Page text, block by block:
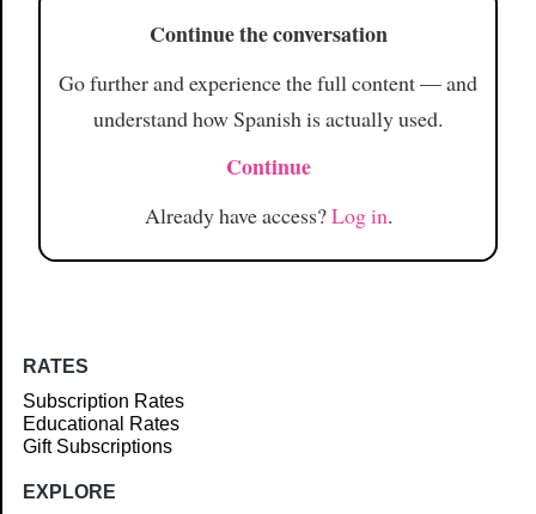
Continue the conversation
Go further and experience the full content — and
understand how Spanish is actually used.
Continue
Already have access?Log in.
RATES
Subscription Rates
Educational Rates
Gift Subscriptions
EXPLORE